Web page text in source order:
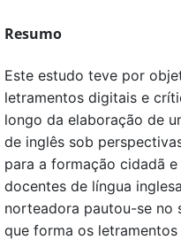
Resumo
Este estudo teve por
letramentos digitais e
longo da elaboração de
de inglês sob
para a formação cidadã
docentes de língua
norteadora pautou-se no
que forma os